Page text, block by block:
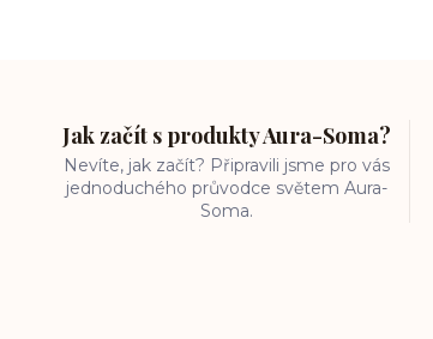
Jak začít s produkty Aura-Soma?
Nevíte, jak začít? Připravili jsme pro vás
jednoduchého průvodce světem Aura-
Soma.